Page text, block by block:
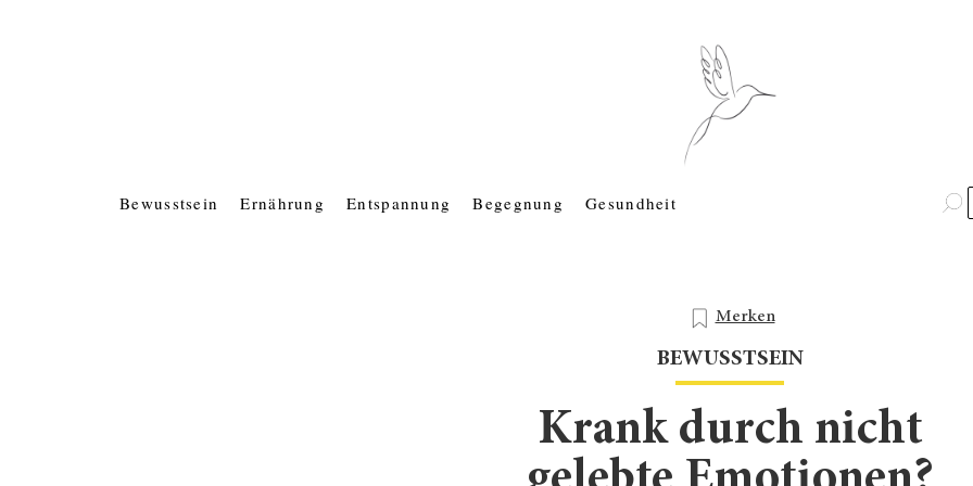
Bewusstsein Ernährung Entspannung Begegnung Gesundheit
Merken
BEWUSSTSEIN
Krank durch nicht